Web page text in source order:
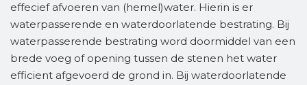
effecief afvoeren van (hemel)water. Hierin is er
waterpasserende en waterdoorlatende bestrating. Bij
waterpasserende bestrating word doormiddel van een
brede voeg of opening tussen de stenen het water
efficient afgevoerd de grond in. Bij waterdoorlatende